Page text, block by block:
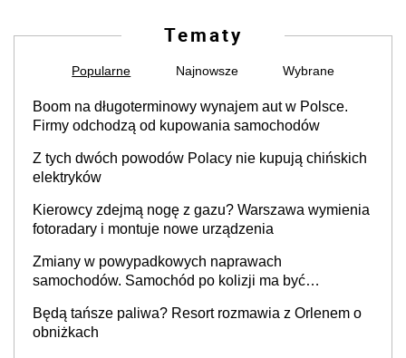
Tematy
Popularne Najnowsze Wybrane
Boom na długoterminowy wynajem aut w Polsce.
Firmy odchodzą od kupowania samochodów
Z tych dwóch powodów Polacy nie kupują chińskich
elektryków
Kierowcy zdejmą nogę z gazu? Warszawa wymienia
fotoradary i montuje nowe urządzenia
Zmiany w powypadkowych naprawach
samochodów. Samochód po kolizji ma być
producenta
Będą tańsze paliwa? Resort rozmawia z Orlenem o
obniżkach